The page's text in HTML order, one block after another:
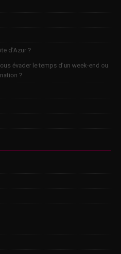
d’Azur ?
évader le temps d’un week-end ou
?